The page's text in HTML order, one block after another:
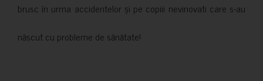
brusc în urma accidentelor și pe copiii nevinovati care s-au
născut cu probleme de sănătate!